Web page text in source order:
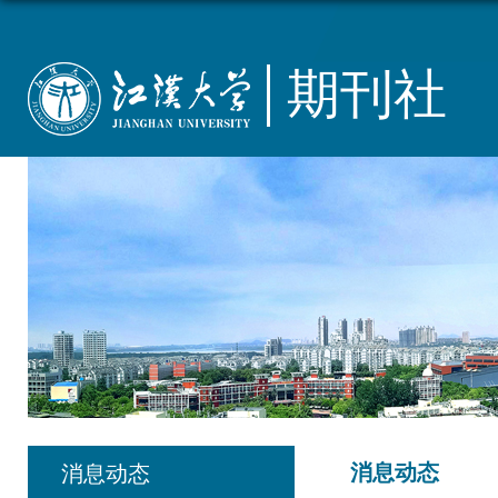
期刊社
消息动态 消息动态